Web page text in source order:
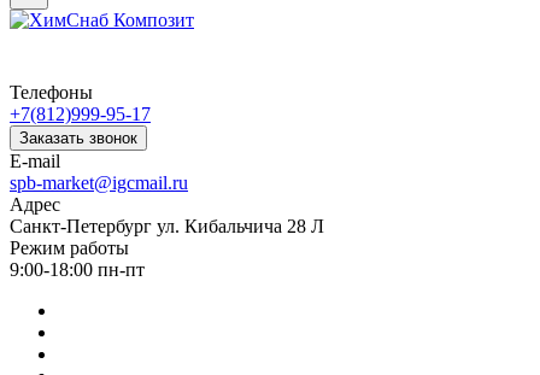
Телефоны
+7(812)999-95-17
Заказать звонок
E-mail
spb-market@igcmail.ru
Адрес
Санкт-Петербург ул. Кибальчича 28 Л
Режим работы
9:00-18:00 пн-пт